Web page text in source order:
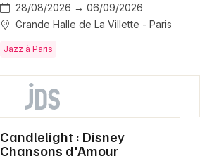
28/08/2026 → 06/09/2026
Grande Halle de La Villette - Paris
Jazz à Paris
Candlelight : Disney
Chansons d'Amour